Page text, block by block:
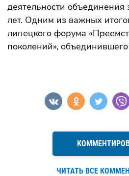
деятельности
лет. Одним из важных
липецкого форума
поколений»,
ЧИТАТЬ ВСЕ